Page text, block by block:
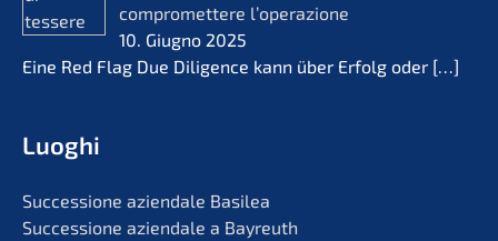
compro­met­te­re l’operazione
10. Giugno 2025
Eine Red Flag Due Diligence kann über Erfolg oder […]
Luoghi
Succes­sio­ne aziend­a­le Basilea
Succes­sio­ne aziend­a­le a Bayreuth